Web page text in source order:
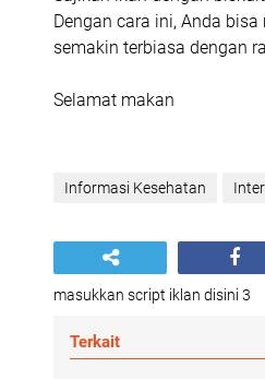
Dengan cara ini, Anda
semakin terbiasa dengan
Selamat makan
Informasi Kesehatan
masukkan script iklan disini 3
Terkait